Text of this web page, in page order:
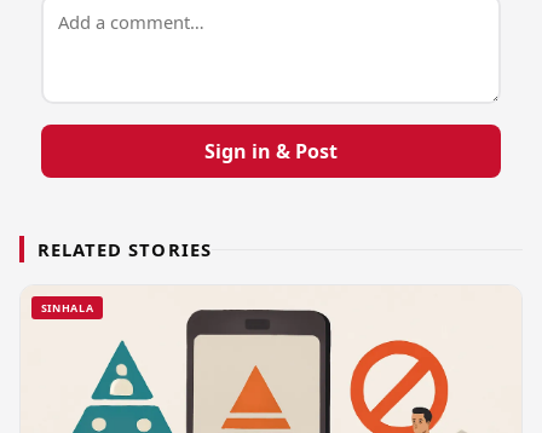
Sign in & Post
RELATED STORIES
SINHALA